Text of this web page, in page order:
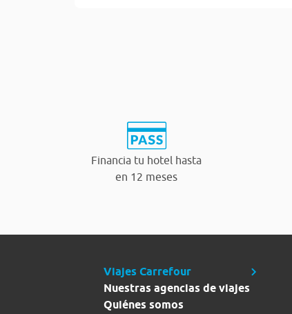
Financia tu hotel hasta
en 12 meses
Viajes Carrefour
Nuestras agencias de viajes
Quiénes somos